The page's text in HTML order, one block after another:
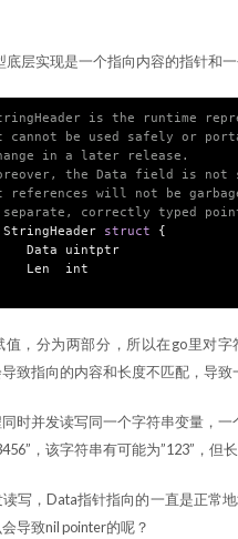
底层实现是一个指向内容的指针和
is the runtime
be used safely or
in a later release.
the Data field is not
will not be
correctly typed
StringHeader struct {
	Data
uintptr
	Len
int
值，分为两部分，所以在go里对字
致指向的内容和长度不匹配，导致
时并发读写同一个字符串变量，一
，该字符串有可能为”123”，但长
写，Data指针指向的一直是正常
导致nil pointer的呢？